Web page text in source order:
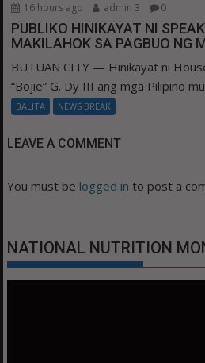
16 hours ago admin 3 0
PUBLIKO HINIKAYAT NI
MAKILAHOK SA PAGBUO NG
BUTUAN CITY — Hinikayat ni
“Bojie” G. Dy III ang mga Pilipino
BALITA NEWS BREAK
LEAVE A COMMENT
You must be logged in to post a
NATIONAL NUTRITION